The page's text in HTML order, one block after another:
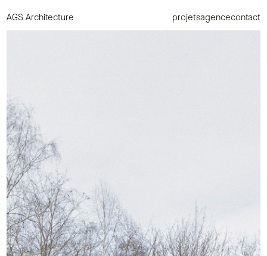
AGS Architecture projetsagencecontact